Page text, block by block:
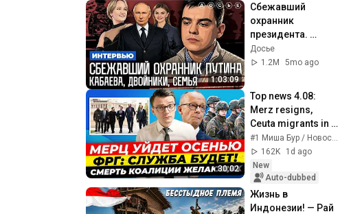
1:03:09
Сбежавший
охранник
президента.
Кабаева. Семья.
Дворцы.
Досье
1.2M
5mo ago
30:02
Top news 4.08:
Merz resigns,
Ceuta migrants in
Germany, death of
the coalition of the
willing Mis...
#1 Миша Бур / Новости Германии и Мира / Интервью
162K
1d ago
New
Auto-dubbed
Жизнь в
Индонезии! — Рай